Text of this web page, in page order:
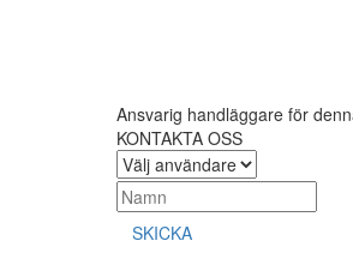
Ansvarig handläggare för
KONTAKTA OSS
SKICKA